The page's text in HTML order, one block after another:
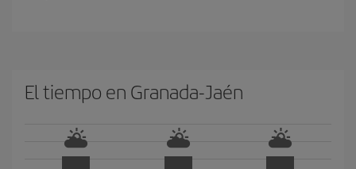
El tiempo en Granada-Jaén